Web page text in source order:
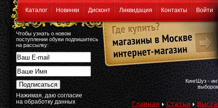
Каталог Новинки Дисконт Ликвидация Контакты Войти
Чтобы узнать о новом
поступлении обуви подпишитесь
на рассылку:
Нажимая, даю согласие
на обработку данных
КингШуз -
Главная Статьи